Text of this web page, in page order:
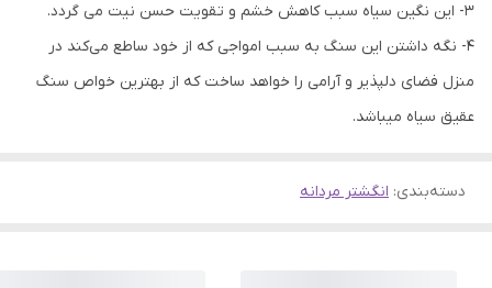
۳- این نگین سیاه سبب کاهش خشم و تقویت حسن نیت می گردد.
۴- نگه داشتن این سنگ به سبب امواجی که از خود ساطع می‌کند در
منزل فضای دلپذیر و آرامی را خواهد ساخت که از بهترین خواص سنگ
عقیق سیاه میباشد.
دسته‌بندی: انگشتر مردانه